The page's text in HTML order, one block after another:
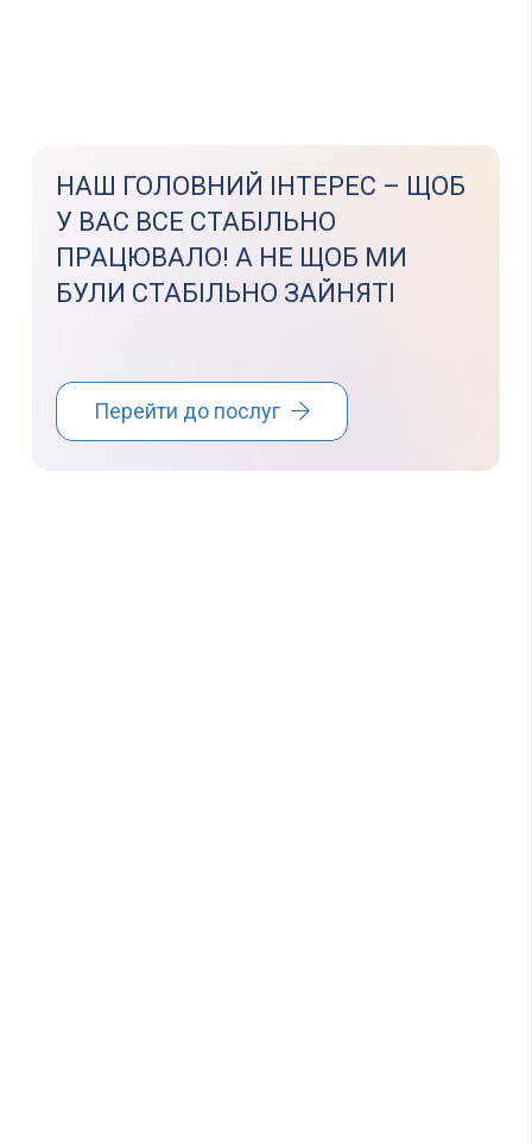
НАШ ГОЛОВНИЙ ІНТЕРЕС – ЩОБ
У ВАС ВСЕ СТАБІЛЬНО
ПРАЦЮВАЛО! А НЕ ЩОБ МИ
БУЛИ СТАБІЛЬНО ЗАЙНЯТІ
Перейти до послуг